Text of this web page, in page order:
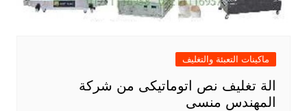
ماكينات التعبئة والتغليف
الة تغليف نص اتوماتيكى من شركة
المهندس منسى